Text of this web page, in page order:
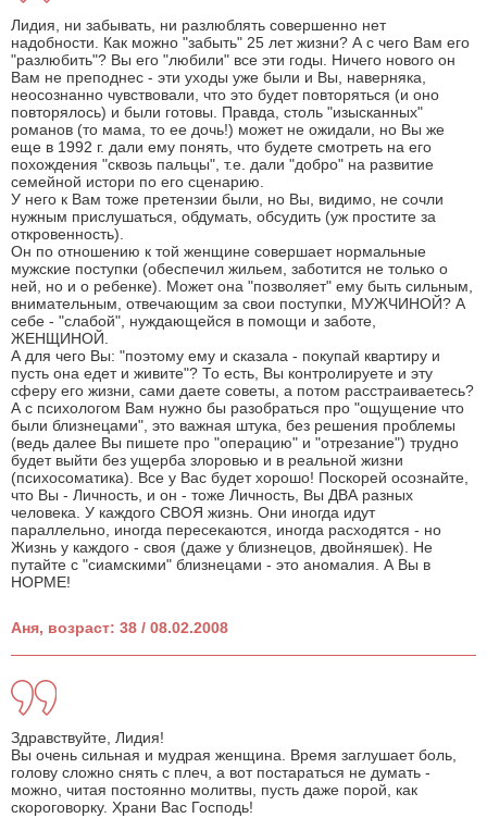
Лидия, ни забывать, ни разлюблять совершенно нет
надобности. Как можно "забыть" 25 лет жизни? А с чего Вам его
"разлюбить"? Вы его "любили" все эти годы. Ничего нового он
Вам не преподнес - эти уходы уже были и Вы, наверняка,
неосознанно чувствовали, что это будет повторяться (и оно
повторялось) и были готовы. Правда, столь "изысканных"
романов (то мама, то ее дочь!) может не ожидали, но Вы же
еще в 1992 г. дали ему понять, что будете смотреть на его
похождения "сквозь пальцы", т.е. дали "добро" на развитие
семейной истори по его сценарию.
У него к Вам тоже претензии были, но Вы, видимо, не сочли
нужным прислушаться, обдумать, обсудить (уж простите за
откровенность).
Он по отношению к той женщине совершает нормальные
мужские поступки (обеспечил жильем, заботится не только о
ней, но и о ребенке). Может она "позволяет" ему быть сильным,
внимательным, отвечающим за свои поступки, МУЖЧИНОЙ? А
себе - "слабой", нуждающейся в помощи и заботе,
ЖЕНЩИНОЙ.
А для чего Вы: "поэтому ему и сказала - покупай квартиру и
пусть она едет и живите"? То есть, Вы контролируете и эту
сферу его жизни, сами даете советы, а потом расстраиваетесь?
А с психологом Вам нужно бы разобраться про "ощущение что
были близнецами", это важная штука, без решения проблемы
(ведь далее Вы пишете про "операцию" и "отрезание") трудно
будет выйти без ущерба злоровью и в реальной жизни
(психосоматика). Все у Вас будет хорошо! Поскорей осознайте,
что Вы - Личность, и он - тоже Личность, Вы ДВА разных
человека. У каждого СВОЯ жизнь. Они иногда идут
параллельно, иногда пересекаются, иногда расходятся - но
Жизнь у каждого - своя (даже у близнецов, двойняшек). Не
путайте с "сиамскими" близнецами - это аномалия. А Вы в
НОРМЕ!
Аня, возраст: 38 / 08.02.2008
Здравствуйте, Лидия!
Вы очень сильная и мудрая женщина. Время заглушает боль,
голову сложно снять с плеч, а вот постараться не думать -
можно, читая постоянно молитвы, пусть даже порой, как
скороговорку. Храни Вас Господь!